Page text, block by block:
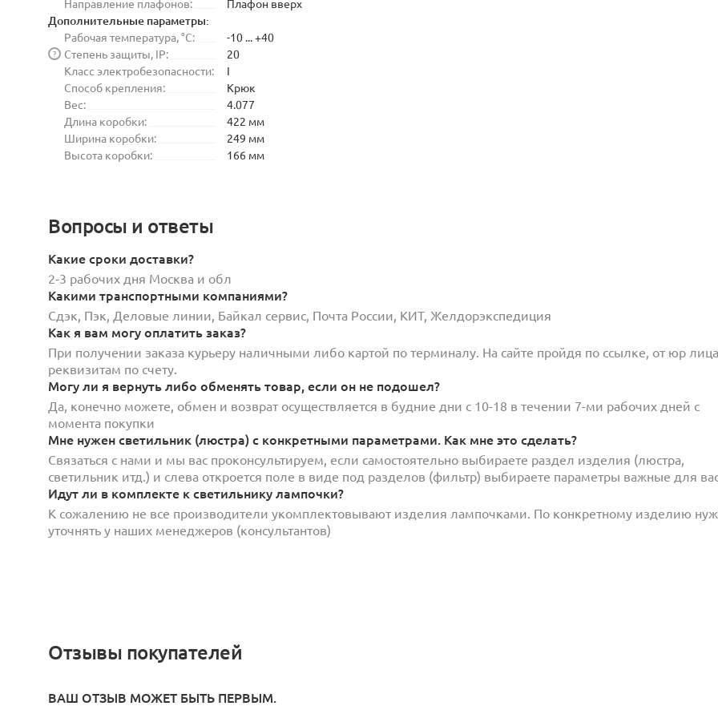
Направление плафонов: Плафон вверх
Дополнительные параметры:
Рабочая температура, °C:
-10 ... +40
Степень защиты, IP:
?
20
Класс электробезопасности:
I
Способ крепления:
Крюк
Вес:
4.077
Длина коробки:
422 мм
Ширина коробки:
249 мм
Высота коробки:
166 мм
Вопросы и ответы
Какие сроки доставки?
2-3 рабочих дня Москва и обл
Какими транспортными компаниями?
Сдэк, Пэк, Деловые линии, Байкал сервис, Почта России, КИТ, Желдорэкспедиция
Как я вам могу оплатить заказ?
При получении заказа курьеру наличными либо картой по терминалу. На сайте пройдя по ссылке, от юр
реквизитам по счету.
Могу ли я вернуть либо обменять товар, если он не подошел?
Да, конечно можете, обмен и возврат осуществляется в будние дни с 10-18 в течении 7-ми рабочих дней с
момента покупки
Мне нужен светильник (люстра) с конкретными параметрами. Как мне это сделать?
Связаться с нами и мы вас проконсультируем, если самостоятельно выбираете раздел изделия (люстра,
светильник итд.) и слева откроется поле в виде под разделов (фильтр) выбираете параметры важные для
Идут ли в комплекте к светильнику лампочки?
К сожалению не все производители укомплектовывают изделия лампочками. По конкретному изделию
уточнять у наших менеджеров (консультантов)
Отзывы покупателей
ВАШ ОТЗЫВ МОЖЕТ БЫТЬ ПЕРВЫМ.